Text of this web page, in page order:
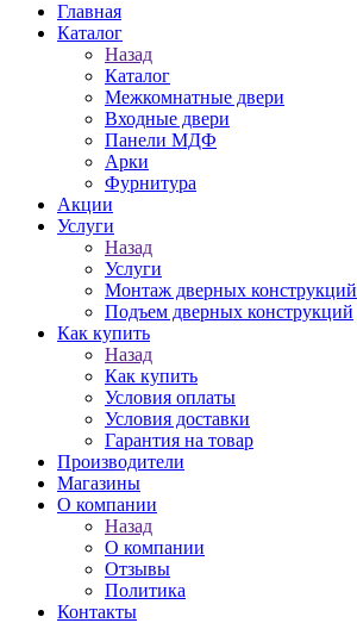
Главная
Каталог
Назад
Каталог
Межкомнатные двери
Входные двери
Панели МДФ
Арки
Фурнитура
Акции
Услуги
Назад
Услуги
Монтаж дверных конструкций
Подъем дверных конструкций
Как купить
Назад
Как купить
Условия оплаты
Условия доставки
Гарантия на товар
Производители
Магазины
О компании
Назад
О компании
Отзывы
Политика
Контакты